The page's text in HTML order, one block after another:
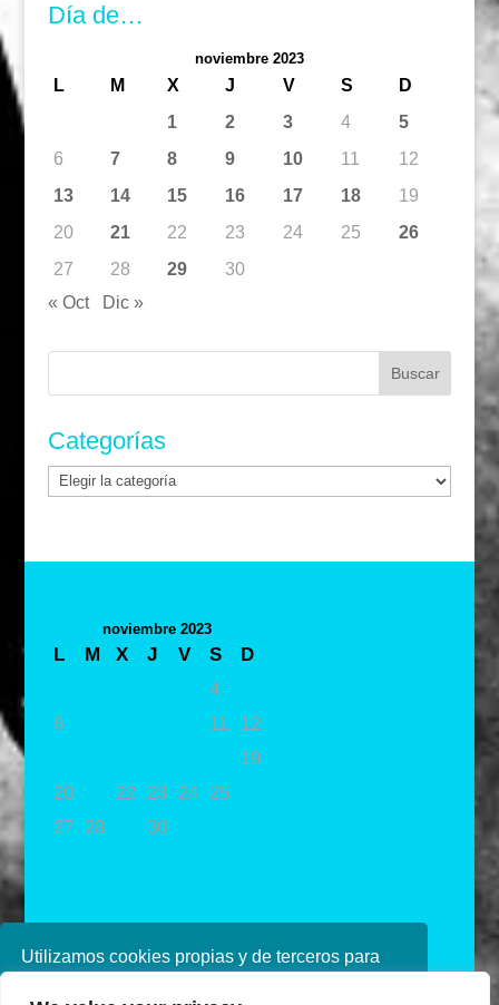
Utilizamos cookies propias y de terceros para
Día de…
noviembre 2023
L M X J V S
D
1
2 3 4
5
6
7 8 9 10 11
12
13
14 15 16 17 18
19
20
21 22 23 24 25
26
27
28 29
30
« Oct
Dic »
Categorías
Categorías
noviembre 2023
L M X J V S
D
4
6
11
12
19
20
22 23 24 25
27
28
30